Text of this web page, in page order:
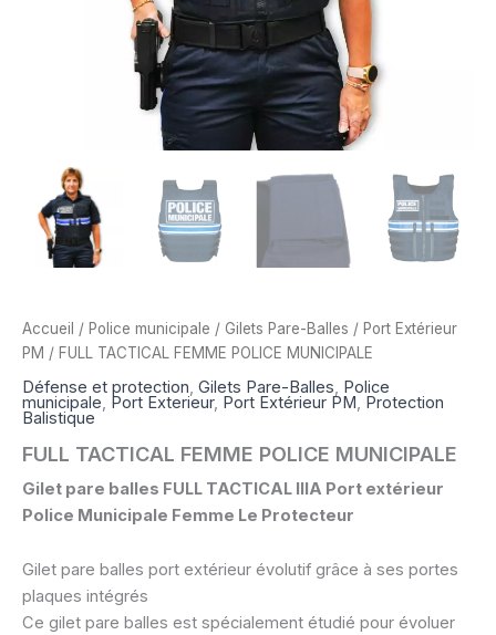
Accueil / Police municipale / Gilets Pare-Balles / Port Extérieur
PM / FULL TACTICAL FEMME POLICE MUNICIPALE
Défense et protection, Gilets Pare-Balles, Police
municipale, Port Exterieur, Port Extérieur PM, Protection
Balistique
FULL TACTICAL FEMME POLICE MUNICIPALE
Gilet pare balles FULL TACTICAL IIIA Port extérieur
Police Municipale Femme Le Protecteur
Gilet pare balles port extérieur évolutif grâce à ses portes
plaques intégrés
Ce gilet pare balles est spécialement étudié pour évoluer